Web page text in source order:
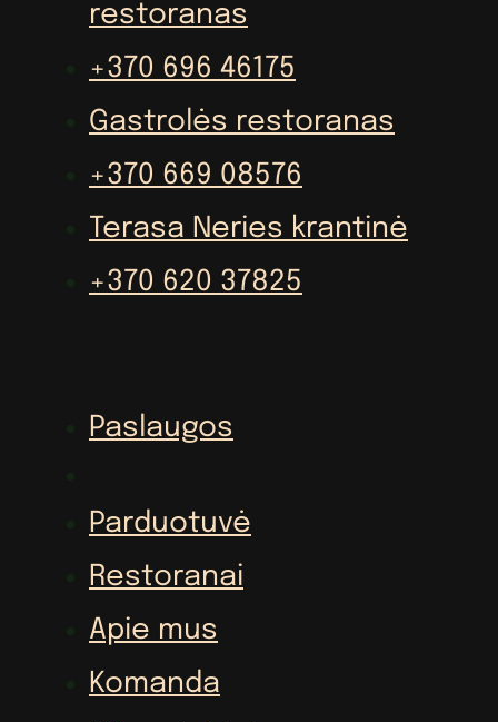
restoranas
+370 696 46175
Gastrolės restoranas
+370 669 08576
Terasa Neries krantinė
+370 620 37825
Paslaugos
Parduotuvė
Restoranai
Apie mus
Komanda